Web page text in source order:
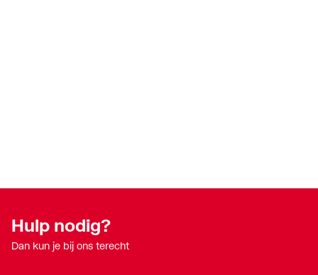
Hulp nodig?
Dan kun je bij ons terecht